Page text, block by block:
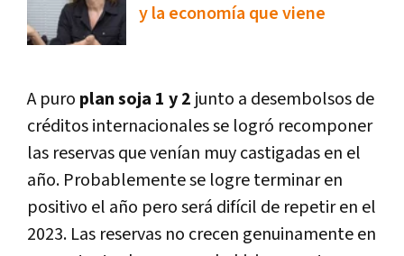
y la economía que viene
A puro plan soja 1 y 2 junto a desembolsos de
créditos internacionales se logró recomponer
las reservas que venían muy castigadas en el
año. Probablemente se logre terminar en
positivo el año pero será difícil de repetir en el
2023. Las reservas no crecen genuinamente en